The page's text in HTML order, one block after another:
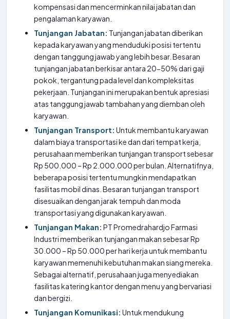
kompensasi dan mencerminkan nilai jabatan dan
pengalaman karyawan.
Tunjangan Jabatan: Tunjangan jabatan diberikan
kepada karyawan yang menduduki posisi tertentu
dengan tanggung jawab yang lebih besar. Besaran
tunjangan jabatan berkisar antara 20-50% dari gaji
pokok, tergantung pada level dan kompleksitas
pekerjaan. Tunjangan ini merupakan bentuk apresiasi
atas tanggung jawab tambahan yang diemban oleh
karyawan.
Tunjangan Transport: Untuk membantu karyawan
dalam biaya transportasi ke dan dari tempat kerja,
perusahaan memberikan tunjangan transport sebesar
Rp 500.000 – Rp 2.000.000 per bulan. Alternatifnya,
beberapa posisi tertentu mungkin mendapatkan
fasilitas mobil dinas. Besaran tunjangan transport
disesuaikan dengan jarak tempuh dan moda
transportasi yang digunakan karyawan.
Tunjangan Makan: PT Promedrahardjo Farmasi
Industri memberikan tunjangan makan sebesar Rp
30.000 – Rp 50.000 per hari kerja untuk membantu
karyawan memenuhi kebutuhan makan siang mereka.
Sebagai alternatif, perusahaan juga menyediakan
fasilitas katering kantor dengan menu yang bervariasi
dan bergizi.
Tunjangan Komunikasi: Untuk mendukung